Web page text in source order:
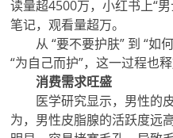
读量超4500万，小红书上“
笔记，观看量超万。
从 “要不要护肤” 到 “如
“为自己而护”，这一过程也
消费需求旺盛
医学研究显示，男性的
为，男性皮脂腺的活跃度远